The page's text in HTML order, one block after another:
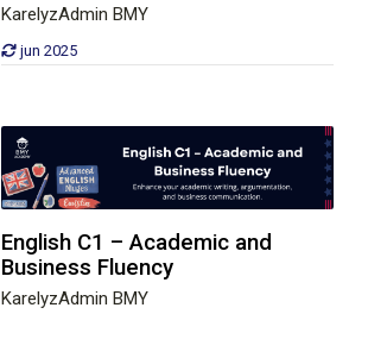
KarelyzAdmin BMY
jun 2025
English C1 – Academic and
Business Fluency
KarelyzAdmin BMY